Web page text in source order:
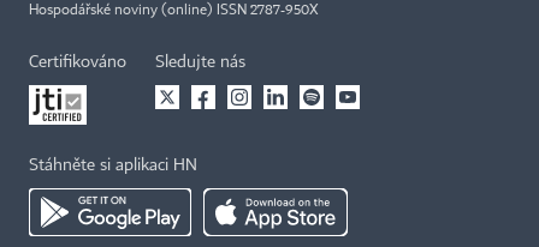
Hospodářské noviny (online) ISSN 2787-950X
Certifikováno Sledujte nás
Stáhněte si aplikaci HN